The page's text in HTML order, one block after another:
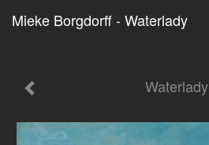
Mieke Borgdorff - Waterlady
Waterlady